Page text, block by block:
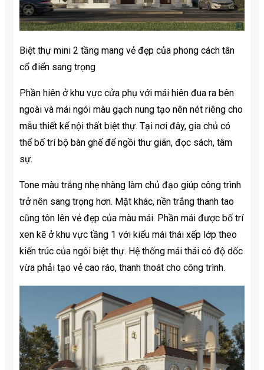
Biệt thự mini 2 tầng mang vẻ đẹp của phong cách tân
cổ điển sang trọng
Phần hiên ở khu vực cửa phụ với mái hiên đua ra bên
ngoài và mái ngói màu gạch nung tạo nên nét riêng cho
mẫu thiết kế nội thất biệt thự. Tại nơi đây, gia chủ có
thể bố trí bộ bàn ghế để ngồi thư giãn, đọc sách, tâm
sự.
Tone màu trắng nhẹ nhàng làm chủ đạo giúp công trình
trở nên sang trọng hơn. Mặt khác, nền trắng thanh tao
cũng tôn lên vẻ đẹp của màu mái. Phần mái được bố trí
xen kẽ ở khu vực tầng 1 với kiểu mái thái xếp lớp theo
kiến ​​trúc của ngôi biệt thự. Hệ thống mái thái có độ dốc
vừa phải tạo vẻ cao ráo, thanh thoát cho công trình.